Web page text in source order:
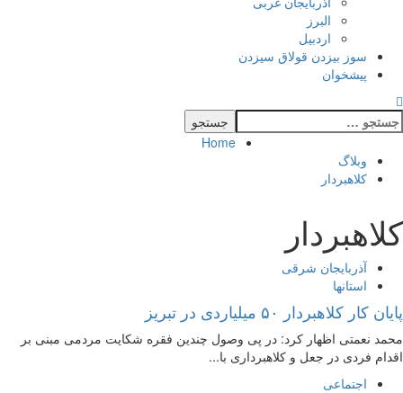
البرز
اردبیل
سوز بیزدن قولاق سیزدن
پیشخوان
Home
وبلاگ
کلاهبردار
کلاهبردار
آذربایجان شرقی
استانها
پایان کار کلاهبردار ۵۰ میلیاردی در تبریز
محمد نعمتی اظهار کرد: در پی وصول چندین فقره شکایت مردمی مبنی بر
اقدام فردی در جعل و کلاهبرداری با...
اجتماعی